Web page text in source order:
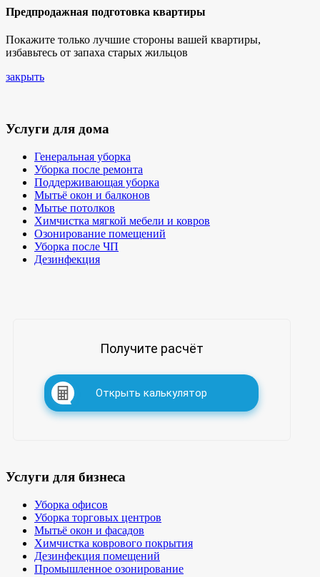
Предпродажная подготовка квартиры
Покажите только лучшие стороны вашей квартиры,
избавьтесь от запаха старых жильцов
закрыть
Услуги для дома
Генеральная уборка
Уборка после ремонта
Поддерживающая уборка
Мытьё окон и балконов
Мытье потолков
Химчистка мягкой мебели и ковров
Озонирование помещений
Уборка после ЧП
Дезинфекция
Получите расчёт
Открыть калькулятор
Услуги для бизнеса
Уборка офисов
Уборка торговых центров
Мытьё окон и фасадов
Химчистка коврового покрытия
Дезинфекция помещений
Промышленное озонирование